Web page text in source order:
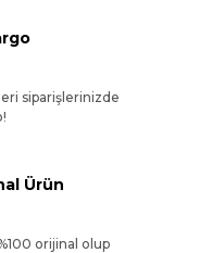
siparişlerinizde
Ürün
orijinal olup